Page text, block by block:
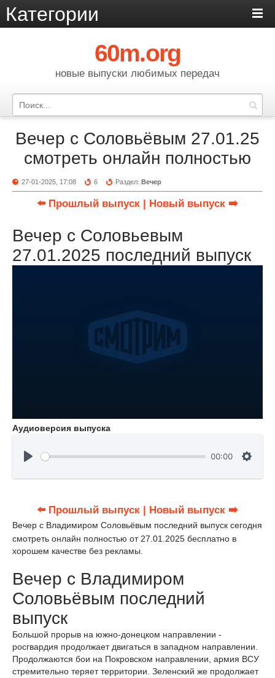
Категории
60m.org
новые выпуски любимых передач
Вечер с Соловьёвым 27.01.25
смотреть онлайн полностью
27-01-2025, 17:08 6 Раздел:Вечер
⬅️ Прошлый выпуск | Новый выпуск ➡️
Вечер с Соловьевым
27.01.2025 последний выпуск
Аудиоверсия выпуска
00:00
⬅️ Прошлый выпуск | Новый выпуск ➡️
Вечер с Владимиром Соловьёвым последний выпуск сегодня
смотреть онлайн полностью от 27.01.2025 бесплатно в
хорошем качестве без рекламы.
Вечер с Владимиром
Соловьёвым последний
выпуск
Большой прорыв на южно-донецком направлении -
росгвардия продолжает двигаться в западном направлении.
Продолжаются бои на Покровском направлении, армия ВСУ
стремительно теряет территории. Зеленский же продолжает